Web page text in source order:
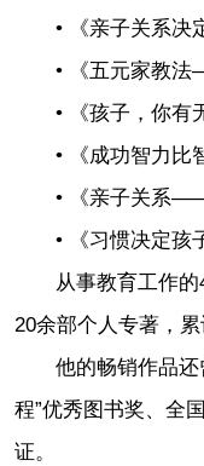
• 《亲子关系决定
• 《五元家教法
• 《孩子，你有无
• 《成功智力比智
• 《亲子关系——
• 《习惯决定孩子
从事教育工作的
20余部个人专著，累
他的畅销作品还
程”优秀图书奖、全
证。